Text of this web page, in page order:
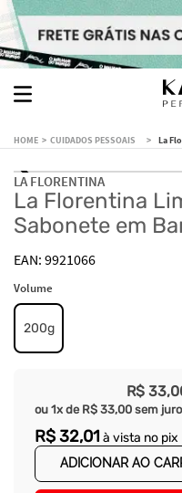
CUIDADOS PESSOAIS La
LA FLORENTINA
La Florentina
Sabonete em
9921066
Volume
200g
R$ 33,
ou 1x de R$ 33,00 sem
R$32,01 à vista no pix
ADICIONAR AO